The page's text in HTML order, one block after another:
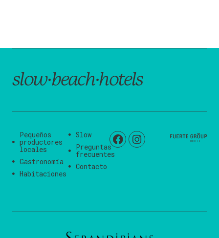
slow·beach·hotels
Pequeños
productores
locales
Gastronomía
Habitaciones
Slow
Preguntas
frecuentes
Contacto